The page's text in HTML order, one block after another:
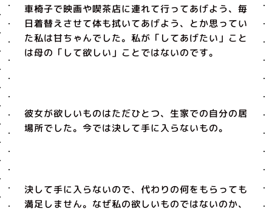
車椅子で映画や喫茶店に連れて行ってあげよう、毎
日着替えさせて体も拭いてあげよう、とか思ってい
た私は甘ちゃんでした。私が「してあげたい」こと
は母の「して欲しい」ことではないのです。
彼女が欲しいものはただひとつ、生家での自分の居
場所でした。今では決して手に入らないもの。
決して手に入らないので、代わりの何をもらっても
満足しません。なぜ私の欲しいものではないのか、